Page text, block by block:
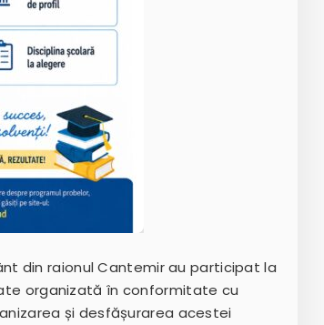
din raionul Cantemir au participat la
organizată în conformitate cu
și desfășurarea acestei